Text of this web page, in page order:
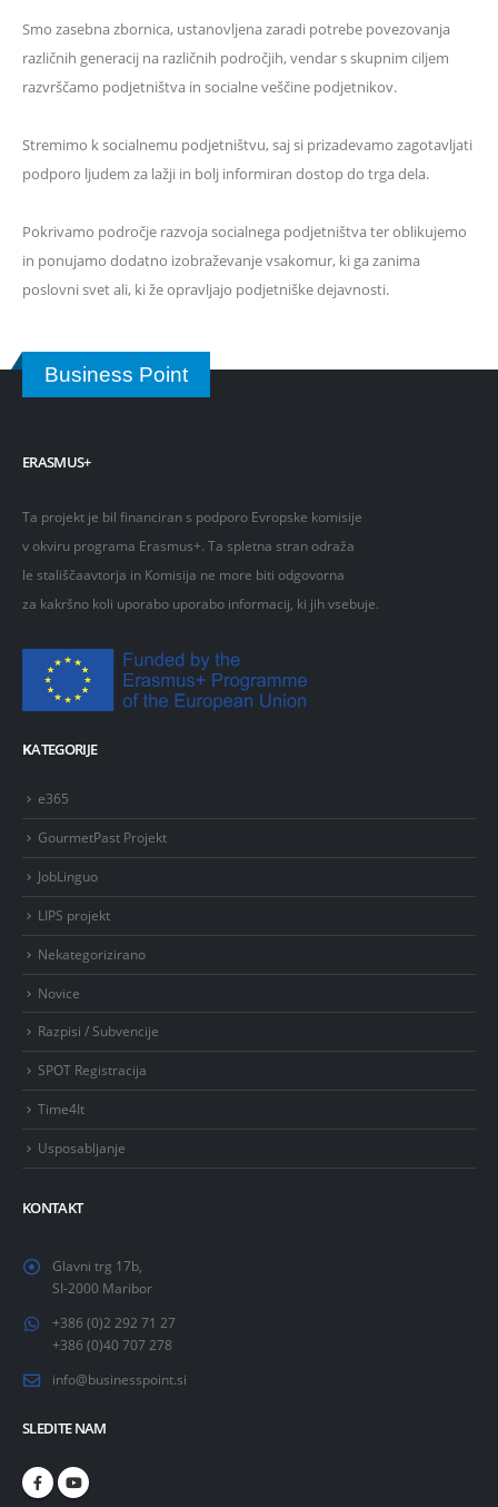
Smo zasebna zbornica, ustanovljena zaradi potrebe povezovanja
različnih generacij na različnih področjih, vendar s skupnim ciljem
razvrščamo podjetništva in socialne veščine podjetnikov.
Stremimo k socialnemu podjetništvu, saj si prizadevamo zagotavljati
podporo ljudem za lažji in bolj informiran dostop do trga dela.
Pokrivamo področje razvoja socialnega podjetništva ter oblikujemo
in ponujamo dodatno izobraževanje vsakomur, ki ga zanima
poslovni svet ali, ki že opravljajo podjetniške dejavnosti.
Business Point
ERASMUS+
Ta projekt je bil financiran s podporo Evropske komisije
v okviru programa Erasmus+. Ta spletna stran odraža
le stališčaavtorja in Komisija ne more biti odgovorna
za kakršno koli uporabo uporabo informacij, ki jih vsebuje.
KATEGORIJE
e365
GourmetPast Projekt
JobLinguo
LIPS projekt
Nekategorizirano
Novice
Razpisi / Subvencije
SPOT Registracija
Time4It
Usposabljanje
KONTAKT
Glavni trg 17b,
SI-2000 Maribor
+386 (0)2 292 71 27
+386 (0)40 707 278
info@businesspoint.si
SLEDITE NAM